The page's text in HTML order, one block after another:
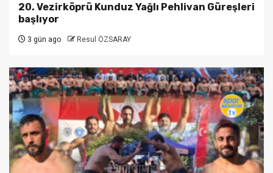
20. Vezirköprü Kunduz Yağlı Pehlivan Güreşleri
başlıyor
3 gün ago Resul ÖZSARAY